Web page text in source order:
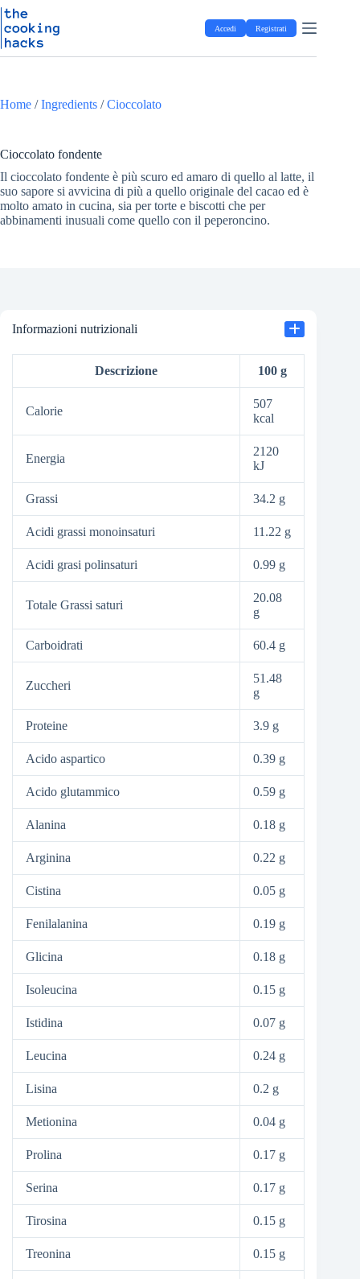
S
t
c
t
n
u
t
o
Salta
al
contenuto
Accedi Registrati
Home /Ingredients /Cioccolato
Cioccolato fondente
Il cioccolato fondente è più scuro ed amaro di quello al latte, il
suo sapore si avvicina di più a quello originale del cacao ed è
molto amato in cucina, sia per torte e biscotti che per
abbinamenti inusuali come quello con il peperoncino.
Informazioni nutrizionali
Descrizione 100 g
Calorie
507
kcal
Energia
2120
kJ
Grassi 34.2 g
Acidi grassi monoinsaturi 11.22 g
Acidi grasi polinsaturi 0.99 g
Totale Grassi saturi
20.08
g
Carboidrati 60.4 g
Zuccheri
51.48
g
Proteine 3.9 g
Acido aspartico 0.39 g
Acido glutammico 0.59 g
Alanina 0.18 g
Arginina 0.22 g
Cistina 0.05 g
Fenilalanina 0.19 g
Glicina 0.18 g
Isoleucina 0.15 g
Istidina 0.07 g
Leucina 0.24 g
Lisina 0.2 g
Metionina 0.04 g
Prolina 0.17 g
Serina 0.17 g
Tirosina 0.15 g
Treonina 0.15 g